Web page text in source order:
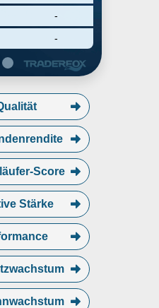
-
-
Score
Stärke